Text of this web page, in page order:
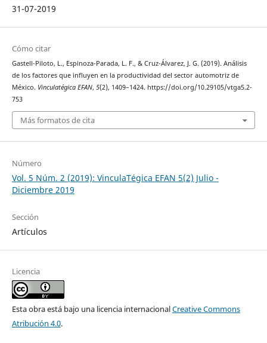
31-07-2019
Cómo citar
Gastell-Piloto, L., Espinoza-Parada, L. F., & Cruz-Álvarez, J. G. (2019). Análisis
de los factores que influyen en la productividad del sector automotriz de
México. Vinculatégica EFAN, 5(2), 1409–1424. https://doi.org/10.29105/vtga5.2-
753
Más formatos de cita
Número
Vol. 5 Núm. 2 (2019): VinculaTégica EFAN 5(2) Julio -
Diciembre 2019
Sección
Artículos
Licencia
Esta obra está bajo una licencia internacionalCreative Commons
Atribución 4.0.